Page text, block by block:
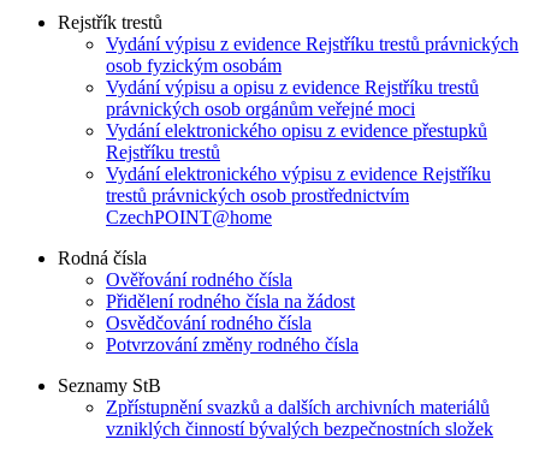
Rejstřík trestů
Vydání výpisu z evidence Rejstříku trestů právnických
osob fyzickým osobám
Vydání výpisu a opisu z evidence Rejstříku trestů
právnických osob orgánům veřejné moci
Vydání elektronického opisu z evidence přestupků
Rejstříku trestů
Vydání elektronického výpisu z evidence Rejstříku
trestů právnických osob prostřednictvím
CzechPOINT@home
Rodná čísla
Ověřování rodného čísla
Přidělení rodného čísla na žádost
Osvědčování rodného čísla
Potvrzování změny rodného čísla
Seznamy StB
Zpřístupnění svazků a dalších archivních materiálů
vzniklých činností bývalých bezpečnostních složek